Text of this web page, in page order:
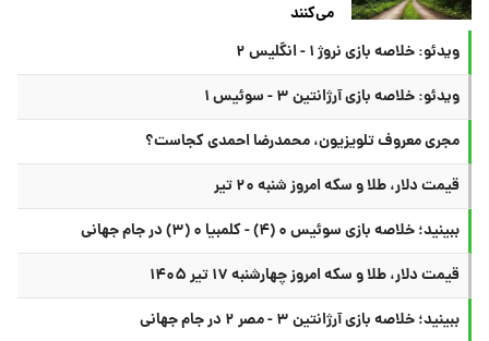
می‌کنند
ویدئو: خلاصه بازی نروژ ۱ - انگلیس ۲
ویدئو: خلاصه بازی آرژانتین ۳ - سوئیس ۱
مجری معروف تلویزیون، محمدرضا احمدی کجاست؟
قیمت دلار، طلا و سکه امروز شنبه ۲۰ تیر
ببینید؛ خلاصه بازی سوئیس ۰ (۴) - کلمبیا ۰ (۳) در جام جهانی
قیمت دلار، طلا و سکه امروز چهارشنبه ۱۷ تیر ۱۴۰۵
ببینید؛ خلاصه بازی آرژانتین ۳ - مصر ۲ در جام جهانی